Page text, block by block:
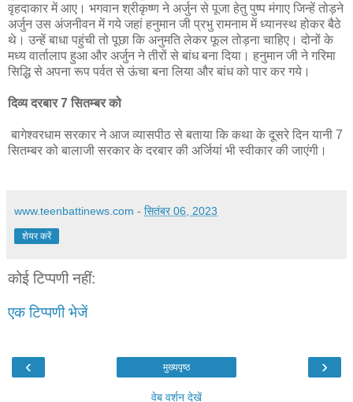
वृहदाकार में आए। भगवान श्रीकृष्ण ने अर्जुन से पूजा हेतु पुष्प मंगाए जिन्हें तोड़ने
अर्जुन उस अंजनीवन में गये जहां हनुमान जी प्रभु रामनाम में ध्यानस्थ होकर बैठे
थे। उन्हें बाधा पहुंची तो पूछा कि अनुमति लेकर फूल तोड़ना चाहिए। दोनों के
मध्य वार्तालाप हुआ और अर्जुन ने तीरों से बांध बना दिया। हनुमान जी ने गरिमा
सिद्धि से अपना रूप पर्वत से ऊंचा बना लिया और बांध को पार कर गये।
दिव्य दरबार 7 सितम्बर को
बागेश्वरधाम सरकार ने आज व्यासपीठ से बताया कि कथा के दूसरे दिन यानी 7
सितम्बर को बालाजी सरकार के दरबार की अर्जियां भी स्वीकार की जाएंगी।
www.teenbattinews.com - सितंबर 06, 2023
शेयर करें
कोई टिप्पणी नहीं:
एक टिप्पणी भेजें
‹ ›
मुख्यपृष्ठ
वेब वर्शन देखें